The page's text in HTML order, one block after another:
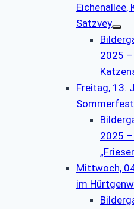
Eichenallee,
Satzvey
2025 –
Freitag, 13.
Sommerfest
2025
Mittwoch,
im